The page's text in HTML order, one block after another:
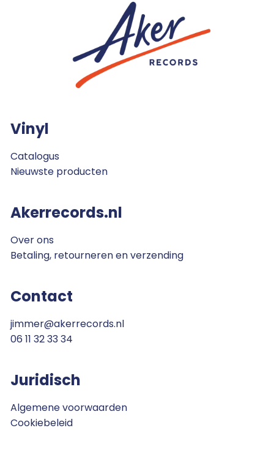
Vinyl
Catalogus
Nieuwste producten
Akerrecords.nl
Over ons
Betaling, retourneren en verzending
Contact
jimmer@akerrecords.nl
06 11 32 33 34
Juridisch
Algemene voorwaarden
Cookiebeleid